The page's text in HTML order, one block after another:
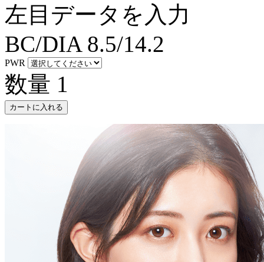
左目データを入力
BC/DIA 8.5/14.2
PWR
数量 1
カートに入れる